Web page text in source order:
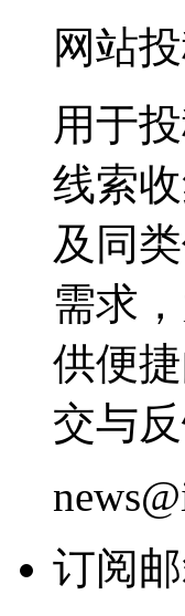
网站
用于
线索
及同
需求
供便
交与反
订阅